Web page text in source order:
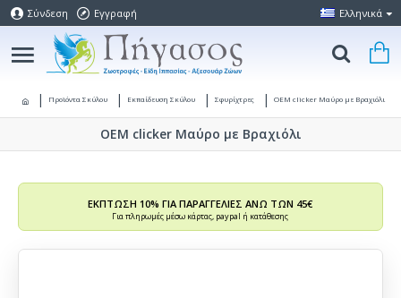
Σύνδεση Εγγραφή Ελληνικά
Προϊόντα Σκύλου Εκπαίδευση Σκύλου Σφυρίχτρες OEM clicker Μαύρο με Βραχιόλι
OEM clicker Μαύρο με Βραχιόλι
ΕΚΠΤΩΣΗ 10% ΓΙΑ ΠΑΡΑΓΓΕΛΙΕΣ ΑΝΩ ΤΩΝ 45€
Για πληρωμές μέσω κάρτας, paypal ή κατάθεσης